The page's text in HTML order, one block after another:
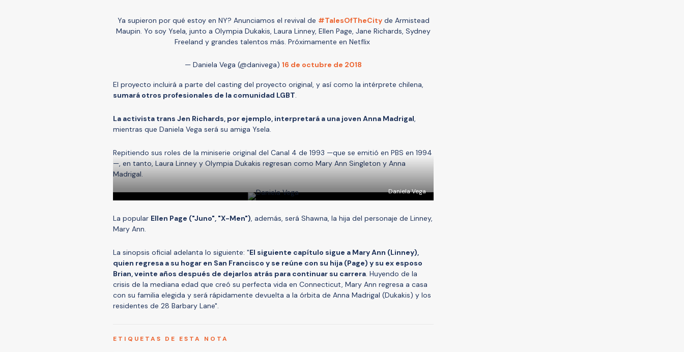
Ya supieron por qué estoy en NY? Anunciamos el revival de #TalesOfTheCityde Armistead
Maupin. Yo soy Ysela, junto a Olympia Dukakis, Laura Linney, Ellen Page, Jane Richards, Sydney
Freeland y grandes talentos más. Próximamente en Netflix
— Daniela Vega (@danivega) 16 de octubre de 2018
El proyecto incluirá a parte del casting del proyecto original, y así como la intérprete chilena,
sumará otros profesionales de la comunidad LGBT.
La activista trans Jen Richards, por ejemplo, interpretará a una joven Anna Madrigal,
mientras que Daniela Vega será su amiga Ysela.
Repitiendo sus roles de la miniserie original del Canal 4 de 1993 —que se emitió en PBS en 1994
—, en tanto, Laura Linney y Olympia Dukakis regresan como Mary Ann Singleton y Anna
Madrigal.
Daniela Vega
La popular Ellen Page ("Juno", "X-Men"), además, será Shawna, la hija del personaje de Linney,
Mary Ann.
La sinopsis oficial adelanta lo siguiente: "El siguiente capítulo sigue a Mary Ann (Linney),
quien regresa a su hogar en San Francisco y se reúne con su hija (Page) y su ex esposo
Brian, veinte años después de dejarlos atrás para continuar su carrera. Huyendo de la
crisis de la mediana edad que creó su perfecta vida en Connecticut, Mary Ann regresa a casa
con su familia elegida y será rápidamente devuelta a la órbita de Anna Madrigal (Dukakis) y los
residentes de 28 Barbary Lane".
ETIQUETAS DE ESTA NOTA